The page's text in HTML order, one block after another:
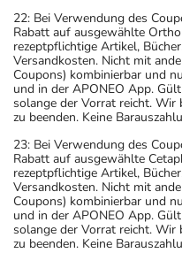
22: Bei Verwendung des
Rabatt auf ausgewählte
rezeptpflichtige Artikel,
Versandkosten. Nicht mit
Coupons) kombinierbar und
und in der APONEO App.
solange der Vorrat reicht.
zu beenden. Keine
23: Bei Verwendung des
Rabatt auf ausgewählte
rezeptpflichtige Artikel,
Versandkosten. Nicht mit
Coupons) kombinierbar und
und in der APONEO App.
solange der Vorrat reicht.
zu beenden. Keine